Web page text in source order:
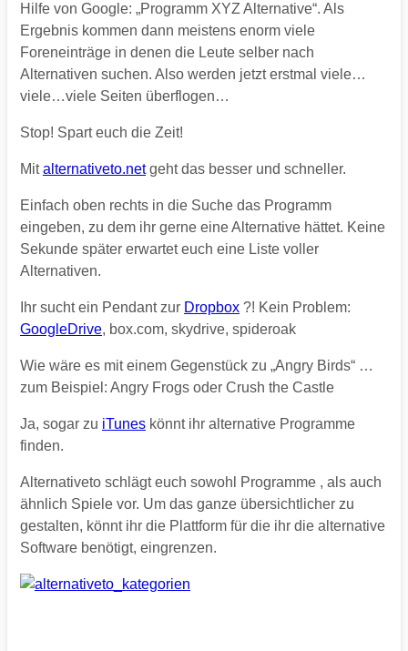
Hilfe von Google: „Programm XYZ Alternative“. Als
Ergebnis kommen dann meistens enorm viele
Foreneinträge in denen die Leute selber nach
Alternativen suchen. Also werden jetzt erstmal viele…
viele…viele Seiten überflogen…
Stop! Spart euch die Zeit!
Mitalternativeto.netgeht das besser und schneller.
Einfach oben rechts in die Suche das Programm
eingeben, zu dem ihr gerne eine Alternative hättet. Keine
Sekunde später erwartet euch eine Liste voller
Alternativen.
Ihr sucht ein Pendant zur Dropbox ?! Kein Problem:
GoogleDrive, box.com, skydrive, spideroak
Wie wäre es mit einem Gegenstück zu „Angry Birds“ …
zum Beispiel: Angry Frogs oder Crush the Castle
Ja, sogar zu iTunes könnt ihr alternative Programme
finden.
Alternativeto schlägt euch sowohl Programme , als auch
ähnlich Spiele vor. Um das ganze übersichtlicher zu
gestalten, könnt ihr die Plattform für die ihr die alternative
Software benötigt, eingrenzen.